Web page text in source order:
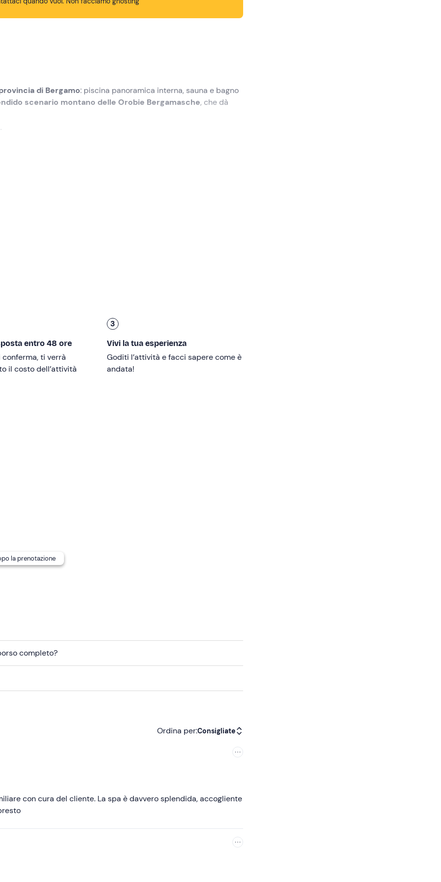
di Bergamo: piscina panoramica interna, sauna e bagno
scenario montano delle Orobie Bergamasche, che dà
ritrovo a
all'
di mobilità .
doccia, asciugacapelli e prodotti per l’igiene personale.
entro 48 ore
conferma, ti verrà
il costo dell’attività
3
Vivi la tua esperienza
Goditi l’attività e facci sapere come è
andata!
la prenotazione
completo?
Ordina per:Consigliate
Meno recenti
con cura del cliente. La spa è davvero splendida, accogliente